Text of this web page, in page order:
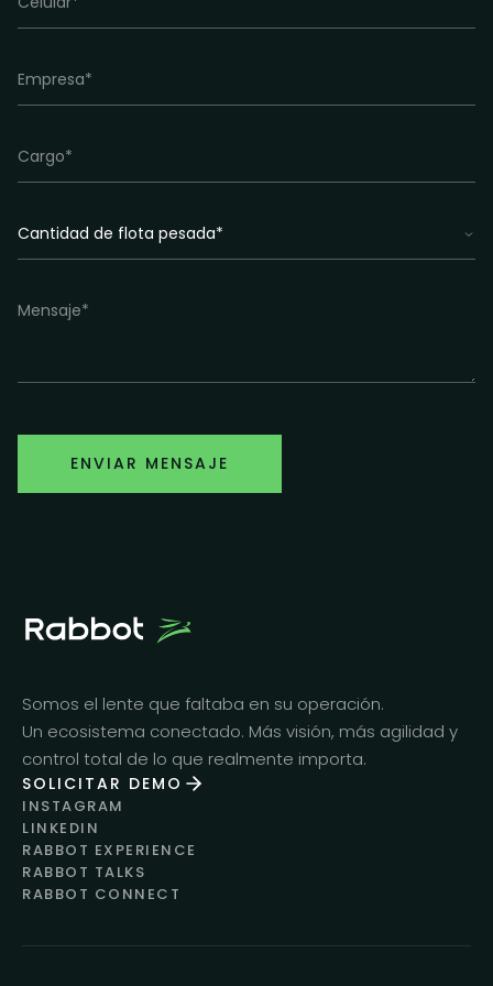
ENVIAR MENSAJE
Somos el lente que faltaba en su operación.
Un ecosistema conectado. Más visión, más agilidad y
control total de lo que realmente importa.
SOLICITAR DEMO
INSTAGRAM
LINKEDIN
RABBOT EXPERIENCE
RABBOT TALKS
RABBOT CONNECT